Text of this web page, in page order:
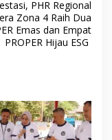
PHR Regional
Zona 4 Raih Dua
Emas dan Empat
PROPER Hijau ESG